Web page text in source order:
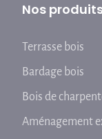
Nos
Terrasse bois
Bardage bois
Bois de
Aménagement